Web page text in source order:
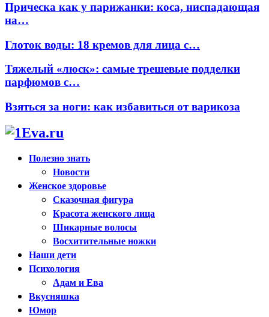
Прическа как у парижанки: коса, ниспадающая
на…
Глоток воды: 18 кремов для лица с…
Тяжелый «люск»: самые трешевые подделки
парфюмов с…
Взяться за ноги: как избавиться от варикоза
Полезно знать
Новости
Женское здоровье
Сказочная фигура
Красота женского лица
Шикарные волосы
Восхитительные ножки
Наши дети
Психология
Адам и Ева
Вкусняшка
Юмор